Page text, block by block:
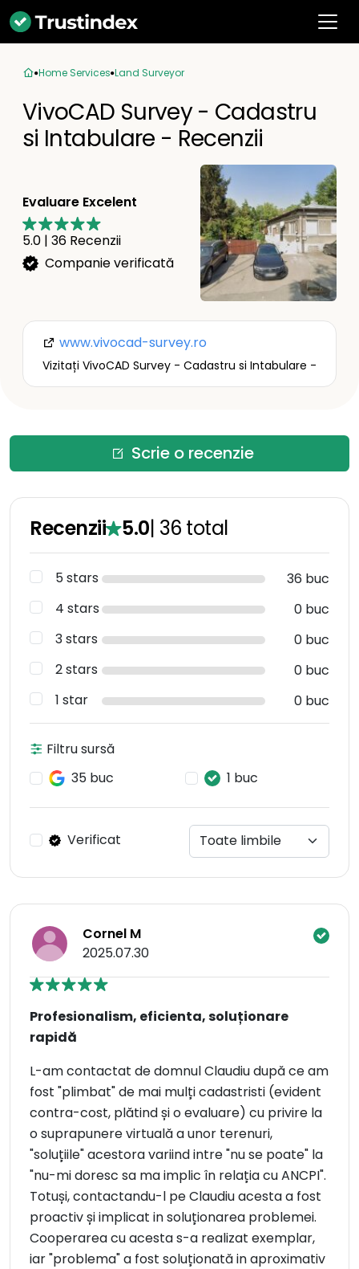
Home Services Land Surveyor
VivoCAD Survey - Cadastru
si Intabulare - Recenzii
Evaluare Excelent
5.0 | 36 Recenzii
Companie verificată
www.vivocad-survey.ro
Vizitați VivoCAD Survey - Cadastru si Intabulare -
Scrie o recenzie
Recenzii 5.0| 36 total
5 stars
36 buc
4 stars
0 buc
3 stars
0 buc
2 stars
0 buc
1 star
0 buc
Filtru sursă
35 buc
1 buc
Verificat
Cornel M
2025.07.30
Profesionalism, eficienta, soluționare
rapidă
L-am contactat de domnul Claudiu după ce am
fost "plimbat" de mai mulți cadastristi (evident
contra-cost, plătind și o evaluare) cu privire la
o suprapunere virtuală a unor terenuri,
"soluțiile" acestora variind intre "nu se poate" la
"nu-mi doresc sa ma implic în relația cu ANCPI".
Totuși, contactandu-l pe Claudiu acesta a fost
proactiv și implicat in soluționarea problemei.
Cooperarea cu acesta s-a realizat exemplar,
iar "problema" a fost soluționată in aproximativ